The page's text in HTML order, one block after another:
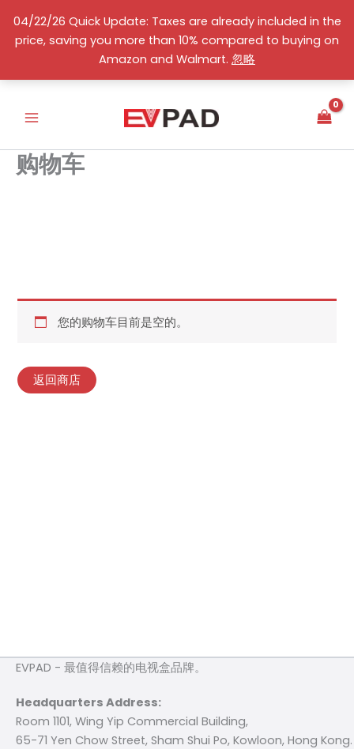
04/22/26 Quick Update: Taxes are already included in the
price, saving you more than 10% compared to buying on
Amazon and Walmart. 忽略
简体中文
购物车
您的购物车目前是空的。
返回商店
EVPAD - 最值得信赖的电视盒品牌。
Headquarters Address:
Room 1101, Wing Yip Commercial Building,
65-71 Yen Chow Street, Sham Shui Po, Kowloon, Hong Kong.